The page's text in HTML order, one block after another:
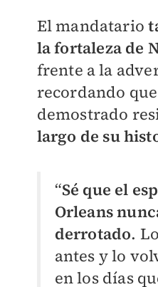
El mandatario
la fortaleza de
frente a la
recordando
demostrado
largo de su
“Sé que el
Orleans
derrotado.
antes y lo
en los días